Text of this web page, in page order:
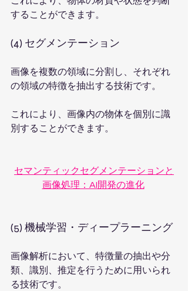
することができます。
(4) セグメンテーション
画像を複数の領域に分割し、それぞれ
の領域の特徴を抽出する技術です。
これにより、画像内の物体を個別に識
別することができます。
セマンティックセグメンテーションと
画像処理：AI開発の進化
(5) 機械学習・ディープラーニング
画像解析において、特徴量の抽出や分
類、識別、推定を行うために用いられ
る技術です。